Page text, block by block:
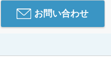
お問い合わせ